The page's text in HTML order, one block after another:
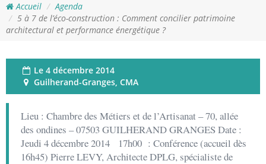
Accueil
Agenda
5 à 7 de l’éco-construction : Comment concilier patrimoine
architectural et performance énergétique ?
Le 4 décembre 2014
Guilherand-Granges, CMA
Lieu : Chambre des Métiers et de l’Artisanat – 70, allée
des ondines – 07503 GUILHERAND GRANGES Date :
Jeudi 4 décembre 2014 17h00 : Conférence (accueil dès
16h45) Pierre LEVY, Architecte DPLG, spécialiste de